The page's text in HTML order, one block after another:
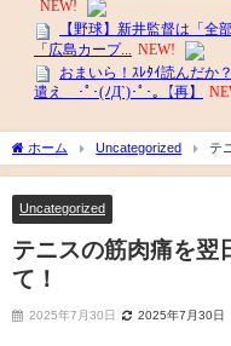
ホーム Uncategorized テ
Uncategorized
テニスの筋肉痛を翌
て！
2025年7月30日 2025年7月30日